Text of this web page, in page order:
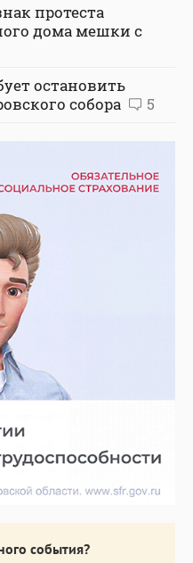
протеста
дома мешки с
остановить
собора
5
события?